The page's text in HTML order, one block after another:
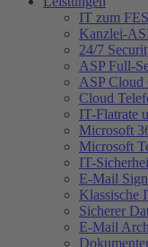
IT zum
Kanzlei-
24/7
ASP Full-
ASP Cloud
Cloud
IT-Flatrate
Microsoft
Microsoft
IT-
E-Mail
Klassische
Sicherer
E-Mail